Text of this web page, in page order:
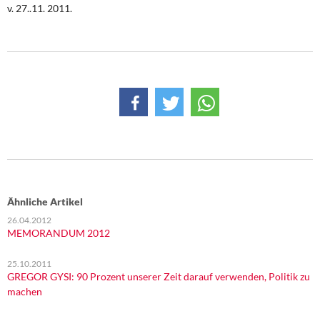
v. 27..11. 2011.
Ähnliche Artikel
26.04.2012
MEMORANDUM 2012
25.10.2011
GREGOR GYSI: 90 Prozent unserer Zeit darauf verwenden, Politik zu
machen